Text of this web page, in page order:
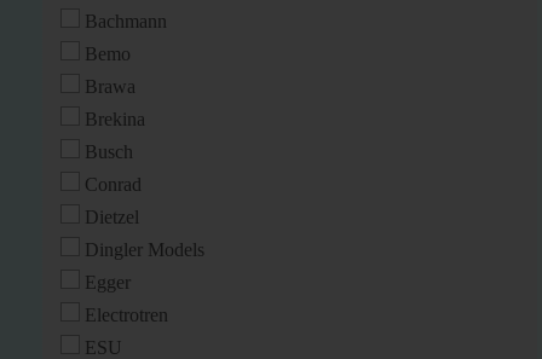
Bachmann
Bemo
Brawa
Brekina
Busch
Conrad
Dietzel
Dingler Models
Egger
Electrotren
ESU